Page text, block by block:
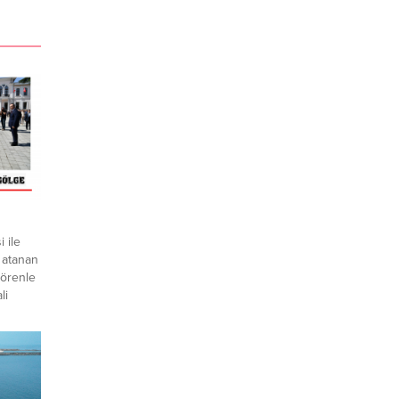
ile
5 yıl